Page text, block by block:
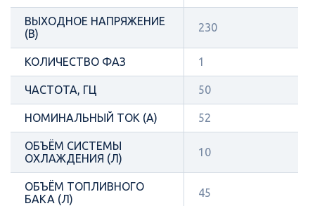
ВЫХОДНОЕ НАПРЯЖЕНИЕ
(В)
230
КОЛИЧЕСТВО ФАЗ 1
ЧАСТОТА, ГЦ 50
НОМИНАЛЬНЫЙ ТОК (А) 52
ОБЪЁМ СИСТЕМЫ
ОХЛАЖДЕНИЯ (Л)
10
ОБЪЁМ ТОПЛИВНОГО
БАКА (Л)
45